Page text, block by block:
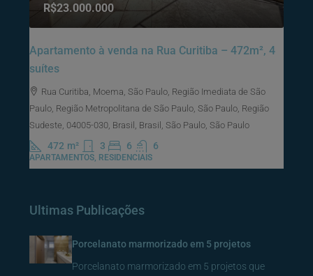
R$23.000.000
Apartamento à venda na Rua Curitiba – 472m², 4
suítes
Rua Curitiba, Moema, São Paulo, Região Imediata de São
Paulo, Região Metropolitana de São Paulo, São Paulo, Região
Sudeste, 04005-030, Brasil, Brasil, São Paulo, São Paulo
472 m² 3 6 6
APARTAMENTOS, RESIDENCIAIS
Ultimas Publicações
Porcelanato marmorizado em 5 projetos
Porcelanato marmorizado em 5 projetos que